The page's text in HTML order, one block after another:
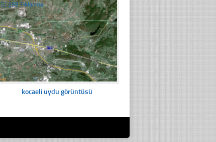
☐259 Tıklanma
kocaeli uydu görüntüsü